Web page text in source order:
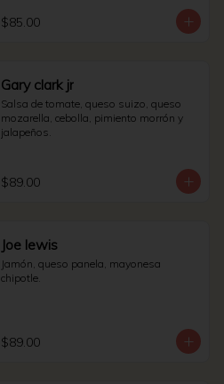
$85.00
Gary clark jr
Salsa de tomate, queso suizo, queso
mozarella, cebolla, pimiento morrón y
jalapeños.
$89.00
Joe lewis
Jamón, queso panela, mayonesa
chipotle.
$89.00